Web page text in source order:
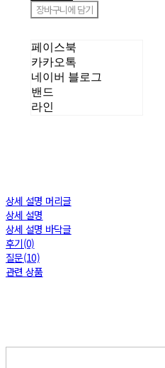
장바구니에 담기
페이스북
카카오톡
네이버 블로그
밴드
라인
상세 설명 머리글
상세 설명
상세 설명 바닥글
후기(0)
질문(10)
관련 상품